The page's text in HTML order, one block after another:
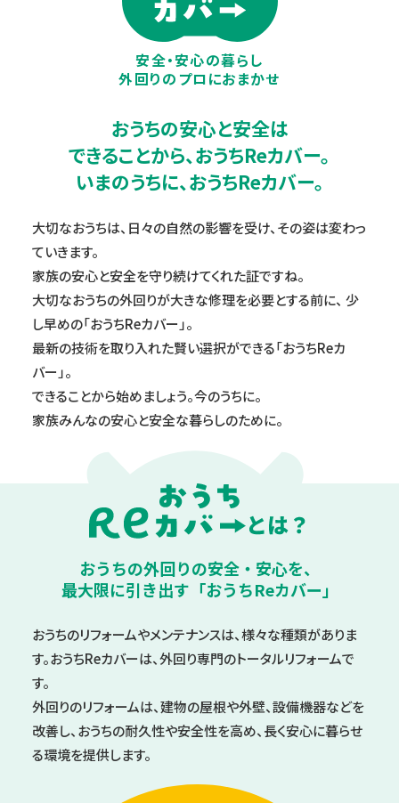
安全・安心の暮らし
外回りの プロにおまかせ
おうちの安心と安全は
できることから、おうちReカバー。
いまのうちに、おうちReカバー。
大切なおうちは、日々の自然の影響を受け、その姿は変わっ
ていきます。
家族の安心と安全を守り続けてくれた証ですね。
大切なおうちの外回りが大きな修理を必要とする前に、 少
し早めの「おうちReカバー」。
最新の技術を取り入れた賢い選択ができる「おうちReカ
バー」。
できることから始めましょう。今のうちに。
家族みんなの安心と安全な暮らしのために。
おうちの外回りの安全・安心を、
最大限に引き出す 「おうちReカバー」
おうちのリフォームやメンテナンスは、様々な種類がありま
す。おうちReカバーは、外回り専門のトータルリフォームで
す。
外回りのリフォームは、建物の屋根や外壁、設備機器などを
改善し、おうちの耐久性や安全性を高め、長く安心に暮らせ
る環境を提供します。